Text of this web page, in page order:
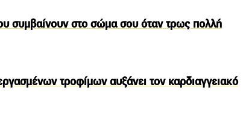
συμβαίνουν στο σώμα σου όταν τρως πολλή
τροφίμων αυξάνει τον καρδιαγγειακό